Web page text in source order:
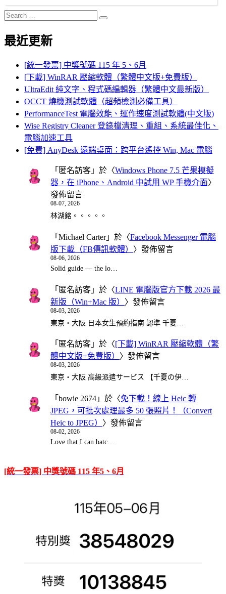
Search
for:
Search
最近更新
[統一發票] 中獎號碼 115 年 5、6月
[下載] WinRAR 壓縮軟體（繁體中文版+免費版）
UltraEdit 純文字、程式碼編輯器（繁體中文最新版）
OCCT 燒機測試軟體（超頻檢測必備工具）
PerformanceTest 電腦效能、運作速度測試軟體(中文版)
Wise Registry Cleaner 登錄檔清理、重組、系統最佳化、
電腦加速工具
[免費] AnyDesk 遠端桌面：跨平台遙控 Win, Mac 電腦
「 匿名訪客 」於〈Windows Phone 7.5 芒果模擬
器，在 iPhone、Android 中試用 WP 手機介面〉
發佈留言
08-07, 2026
林湖銘。。。。。
「 Michael Carter」於〈Facebook Messenger 電腦
版下載（FB傳訊軟體） 〉發佈留言
08-06, 2026
Solid guide — the lo…
「 匿名訪客 」於〈LINE 電腦版官方下載 2026 最
新版（Win+Mac 版） 〉發佈留言
08-03, 2026
東京・大阪 日本女生預約指南 認準 千夏…
「 匿名訪客 」於〈[下載] WinRAR 壓縮軟體（繁
體中文版+免費版） 〉發佈留言
08-03, 2026
東京・大阪 高級派遣サービス 【千夏の伊…
「 bowie 2674 」於〈免下載！線上 Heic 轉
JPEG，可批次處理最多 50 張照片！（Convert
Heic to JPEG） 〉發佈留言
08-02, 2026
Love that I can batc…
[統一發票] 中獎號碼 115 年5、6月